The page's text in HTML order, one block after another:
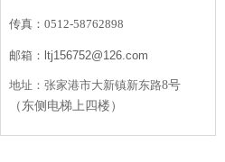
传真： 0512-58762898
邮箱： ltj156752@126.com
地址： 张家港市大新镇新东路8号
（东侧电梯上四楼）